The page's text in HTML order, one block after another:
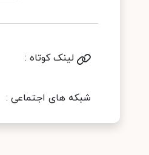
لینک کوتاه :
شبکه های اجتماعی :